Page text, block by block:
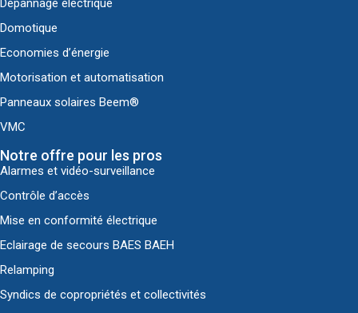
Dépannage électrique
Domotique
Economies d’énergie
Motorisation et automatisation
Panneaux solaires Beem®
VMC
Notre offre pour les pros
Alarmes et vidéo-surveillance
Contrôle d’accès
Mise en conformité électrique
Eclairage de secours BAES BAEH
Relamping
Syndics de copropriétés et collectivités